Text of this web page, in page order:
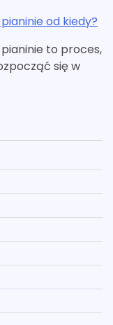
od kiedy?
to proces,
się w